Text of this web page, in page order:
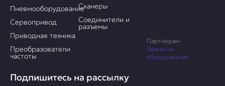
Подпишитесь на рассылку
Пневмооборудование
Сервопривод
Приводная техника
Преобразователи
частоты
Сканеры
Соединители и
разъемы
Партнерам
Заявка на
оборудование